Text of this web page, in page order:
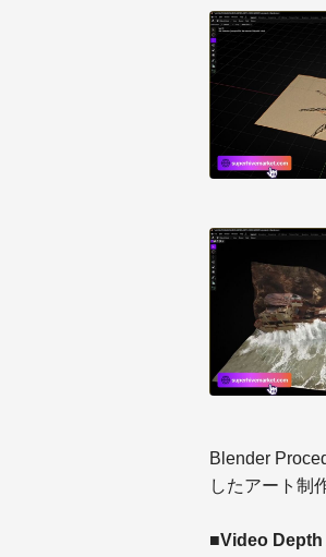
Blender
したアート制
■Video Depth